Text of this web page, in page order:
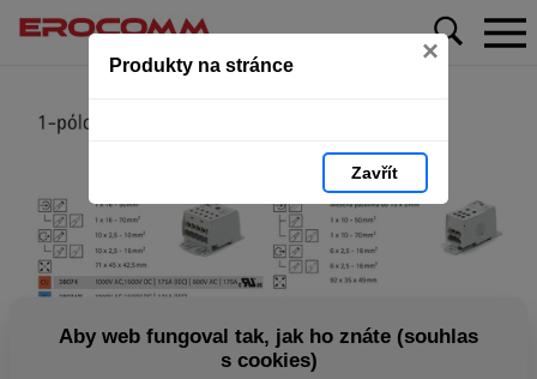
Produkty na stránce ×
Zavřít
Aby web fungoval tak, jak ho znáte (souhlas
s cookies)